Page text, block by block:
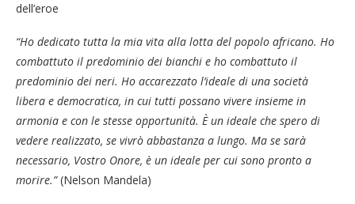
dell’eroe
“Ho dedicato tutta la mia vita alla lotta del popolo africano. Ho
combattuto il predominio dei bianchi e ho combattuto il
predominio dei neri. Ho accarezzato l’ideale di una società
libera e democratica, in cui tutti possano vivere insieme in
armonia e con le stesse opportunità. È un ideale che spero di
vedere realizzato, se vivrò abbastanza a lungo. Ma se sarà
necessario, Vostro Onore, è un ideale per cui sono pronto a
morire.”(Nelson Mandela)